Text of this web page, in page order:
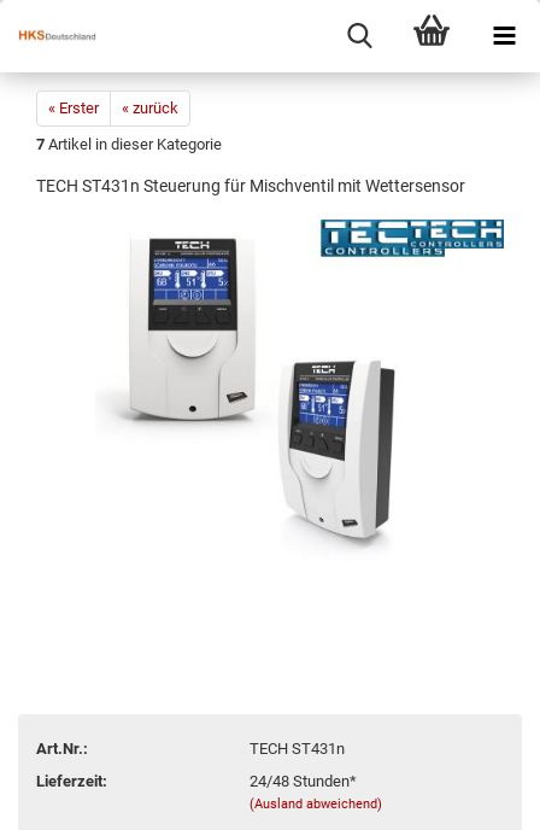
« Erster
« zurück
7 Artikel in dieser Kategorie
TECH ST431n Steuerung für Mischventil mit Wettersensor
Art.Nr.:
TECH ST431n
Lieferzeit:
24/48 Stunden*
(Ausland abweichend)